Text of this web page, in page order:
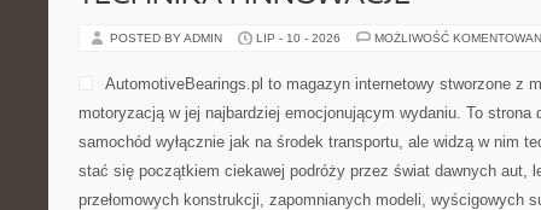
POSTED BY ADMIN LIP - 10 - 2026 MOŻLIWOŚĆ
AutomotiveBearings.pl to magazyn internetowy stworzone z
motoryzacją w jej najbardziej emocjonującym wydaniu. To
samochód wyłącznie jak na środek transportu, ale widzą w nim
stać się początkiem ciekawej podróży przez świat dawnych aut,
przełomowych konstrukcji, zapomnianych modeli, wyścigowych